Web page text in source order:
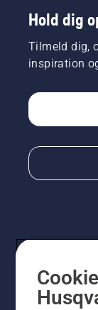
Hold dig
Tilmeld dig,
inspiration